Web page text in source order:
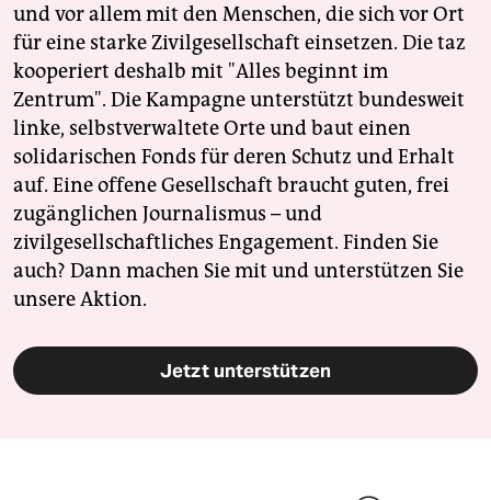
und vor allem mit den Menschen, die sich vor Ort
für eine starke Zivilgesellschaft einsetzen. Die taz
kooperiert deshalb mit "Alles beginnt im
Zentrum". Die Kampagne unterstützt bundesweit
linke, selbstverwaltete Orte und baut einen
solidarischen Fonds für deren Schutz und Erhalt
auf. Eine offene Gesellschaft braucht guten, frei
zugänglichen Journalismus – und
zivilgesellschaftliches Engagement. Finden Sie
auch? Dann machen Sie mit und unterstützen Sie
unsere Aktion.
Jetzt unterstützen